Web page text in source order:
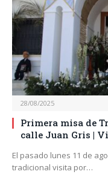
28/08/2025
Primera misa de
calle Juan Gris |
El pasado lunes 11 de
tradicional visita por…